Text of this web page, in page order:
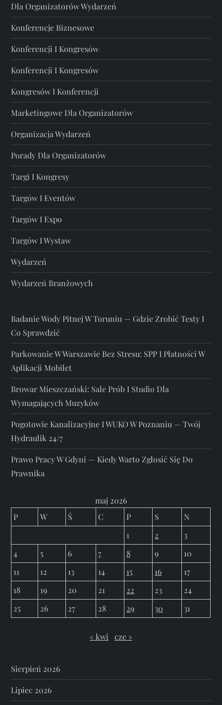
Dla Organizatorów Wydarzeń
Konferencje Biznesowe
Konferencji I Kongresów
Konferencji I Kongresów
Kongresów I Konferencji
Marketingowe Dla Organizatorów
Organizacja Wydarzeń
Porady Dla Organizatorów
Targi I Kongresy
Targów I Eventów
Targów I Expo
Targów I Wystaw
Wydarzeń
Wydarzeń Branżowych
Badanie Wody Pitnej W Toruniu — Gdzie Zrobić Testy I
Co Sprawdzić
Parkowanie W Warszawie Bez Stresu: SPP I Płatności W
Aplikacji Mobilet
Browar Mieszczański: Sale Prób I Studio Dla
Wymagających Muzyków
Pogotowie Kanalizacyjne I WUKO W Poznaniu — Twój
Hydraulik 24/7
Prawo Pracy W Gdyni — Kiedy Warto Zgłosić Się Do
Prawnika
maj 2026
P
W Ś C P S
N
1
2
3
4
5 6 7 8 9
10
11
12 13 14 15 16
17
18
19 20 21 22 23
24
25
26 27 28 29 30 31
« kwi cze »
Sierpień 2026
Lipiec 2026